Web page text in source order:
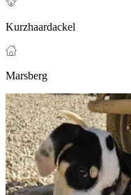
Kurzhaardackel
Marsberg